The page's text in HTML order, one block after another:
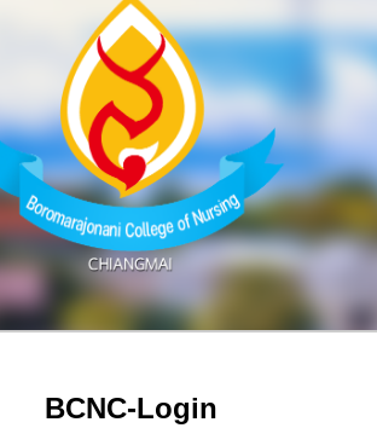
BCNC-Login